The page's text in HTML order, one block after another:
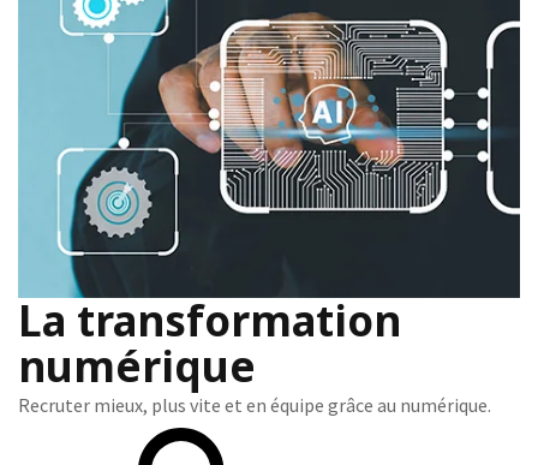
La transformation
numérique
Recruter mieux, plus vite et en équipe grâce au numérique.